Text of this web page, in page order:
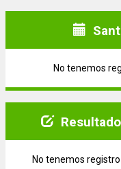
No tenemos
No tenemos